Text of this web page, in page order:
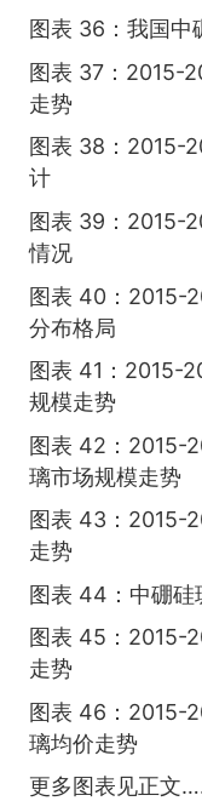
图表 36：我国中
图表 37：2015-
走势
图表 38：2015-
计
图表 39：2015-
情况
图表 40：2015-
分布格局
图表 41：2015-
规模走势
图表 42：2015-
璃市场规模走势
图表 43：2015-
走势
图表 44：中硼硅
图表 45：2015-
走势
图表 46：2015-
璃均价走势
更多图表见正文